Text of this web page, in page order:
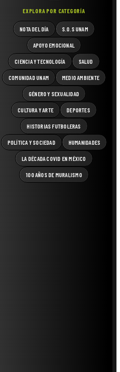
EXPLORA POR CATEGORÍA
NOTA DEL DÍA S.O.S UNAM
APOYO EMOCIONAL
CIENCIA Y TECNOLOGÍA SALUD
COMUNIDAD UNAM MEDIO AMBIENTE
GÉNERO Y SEXUALIDAD
CULTURA Y ARTE DEPORTES
HISTORIAS FUTBOLERAS
POLÍTICA Y SOCIEDAD HUMANIDADES
LA DÉCADA COVID EN MÉXICO
100 AÑOS DE MURALISMO